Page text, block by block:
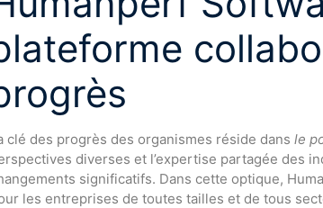
clé des progrès des organismes réside dans le
diverses et l’expertise partagée des
significatifs. Dans cette optique,
les entreprises de toutes tailles et de tous